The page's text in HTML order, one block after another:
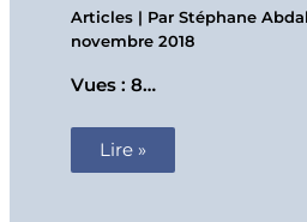
Articles| Par Stéphane
novembre 2018
Vues : 8…
Lire »